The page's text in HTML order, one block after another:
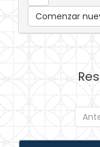
Comenzar